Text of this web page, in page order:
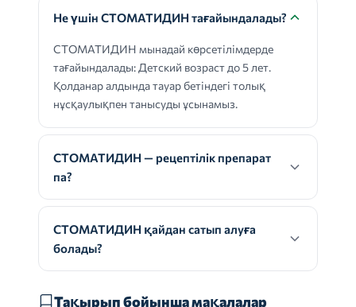
Не үшін СТОМАТИДИН тағайындалады?
СТОМАТИДИН мынадай көрсетілімдерде
тағайындалады: Детский возраст до 5 лет.
Қолданар алдында тауар бетіндегі толық
нұсқаулықпен танысуды ұсынамыз.
СТОМАТИДИН — рецептілік препарат
па?
СТОМАТИДИН қайдан сатып алуға
болады?
Тақырып бойынша мақалалар